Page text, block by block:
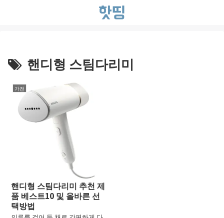
핸디형 스팀다리미
가전
핸디형 스팀다리미 추천 제
품 베스트10 및 올바른 선
택방법